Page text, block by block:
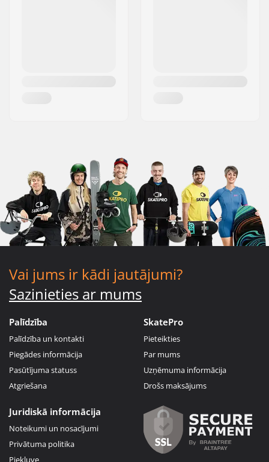
Vai jums ir kādi jautājumi?
Sazinieties ar mums
Palīdzība
Palīdzība un kontakti
Piegādes informācija
Pasūtījuma statuss
Atgriešana
SkatePro
Pieteikties
Par mums
Uzņēmuma informācija
Drošs maksājums
Juridiskā informācija
Noteikumi un nosacījumi
Privātuma politika
Piekļuve